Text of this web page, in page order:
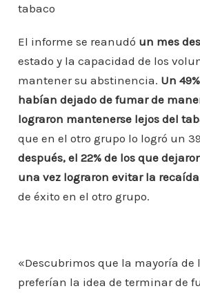
tabaco
El informe se reanudó un mes
estado y la capacidad de los
mantener su abstinencia. Un
habían dejado de fumar de
lograron mantenerse lejos del
que en el otro grupo lo logró un
después, el 22% de los que
una vez lograron evitar la recaída
de éxito en el otro grupo.
«Descubrimos que la mayoría de
preferían la idea de terminar de